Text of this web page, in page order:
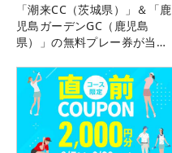
「潮来CC（茨城県）」＆「鹿
児島ガーデンGC（鹿児島
県）」の無料プレー券が当た